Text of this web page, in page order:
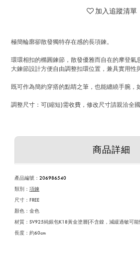
加入追蹤清單
極簡輪廓卻散發獨特存在感的長項鍊。
環環相扣的橢圓鍊節，散發優雅而自在的摩登氣
大鍊節設計方便自由調整扣環位置，兼具實用性
既可作為簡約穿搭的點睛之筆，也能纏繞手腕，
調整尺寸：可(縮短)需收費，修改尺寸請親洽全國
商品詳細
產品編號 ： 206986540
類別： 項鍊
尺寸：FREE
顏色：金色
材質：SV925純銀包K18黃金塗層(不含鎳，減緩過敏可能
長度：約60cm